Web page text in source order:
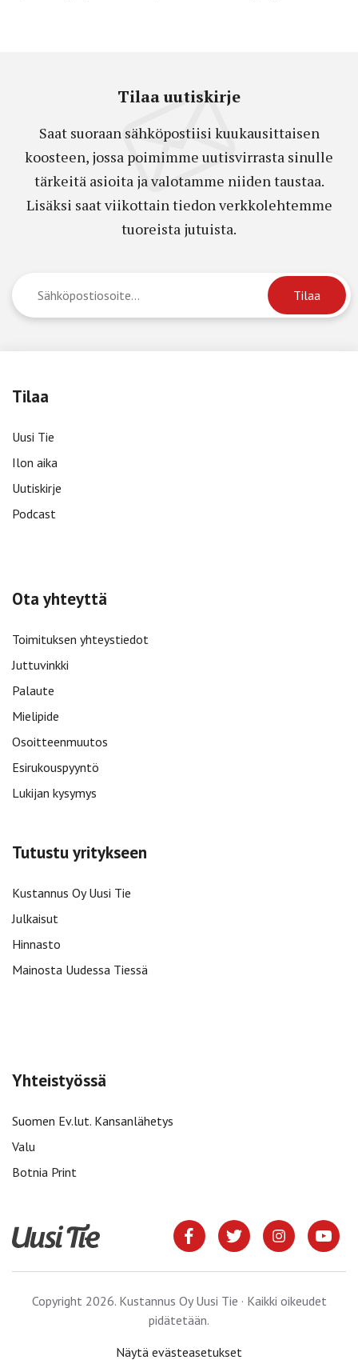
Tilaa uutiskirje
Saat suoraan sähköpostiisi kuukausittaisen
koosteen, jossa poimimme uutisvirrasta sinulle
tärkeitä asioita ja valotamme niiden taustaa.
Lisäksi saat viikottain tiedon verkkolehtemme
tuoreista jutuista.
Tilaa
Uusi Tie
Ilon aika
Uutiskirje
Podcast
Ota yhteyttä
Toimituksen yhteystiedot
Juttuvinkki
Palaute
Mielipide
Osoitteenmuutos
Esirukouspyyntö
Lukijan kysymys
Tutustu yritykseen
Kustannus Oy Uusi Tie
Julkaisut
Hinnasto
Mainosta Uudessa Tiessä
Yhteistyössä
Suomen Ev.lut. Kansanlähetys
Valu
Botnia Print
Copyright 2026. Kustannus Oy Uusi Tie · Kaikki oikeudet
pidätetään.
Näytä evästeasetukset